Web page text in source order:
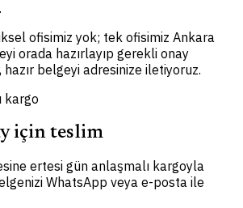
ofisimiz yok; tek ofisimiz Ankara
orada hazırlayıp gerekli onay
hazır belgeyi adresinize iletiyoruz.
kargo
için teslim
ertesi gün anlaşmalı kargoyla
WhatsApp veya e-posta ile